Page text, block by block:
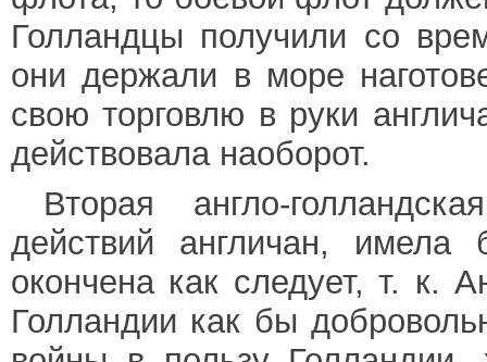
Голландцы получили со
они держали в море
свою торговлю в руки
действовала наоборот.
Вторая англо-
действий англичан,
окончена как следует, т. к.
Голландии как бы